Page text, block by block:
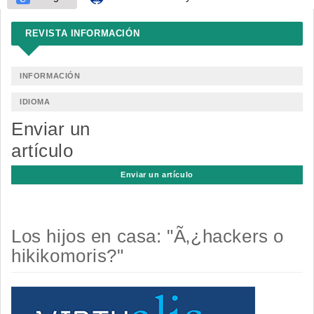
REVISTA INFORMACIÓN
INFORMACIÓN
IDIOMA
Enviar un
artículo
Enviar un artículo
Los hijos en casa: "Ã‚¿hackers o
hikikomoris?"